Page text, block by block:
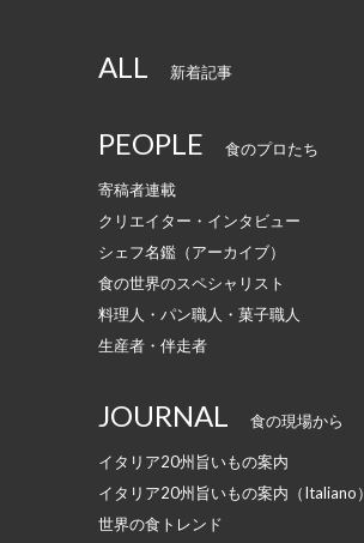
ALL 新着記事
PEOPLE 食のプロたち
寄稿者連載
クリエイター・インタビュー
シェフ名鑑（アーカイブ）
食の世界のスペシャリスト
料理人・パン職人・菓子職人
生産者・伴走者
JOURNAL 食の現場から
イタリア20州旨いもの案内
イタリア20州旨いもの案内（Italiano）
世界の食トレンド